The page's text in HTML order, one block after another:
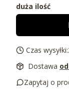
duża ilość
Czas wysyłki:
Dostawa
Zapytaj o